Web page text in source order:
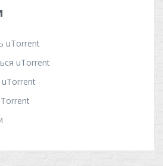
uTorrent
uTorrent
uTorrent